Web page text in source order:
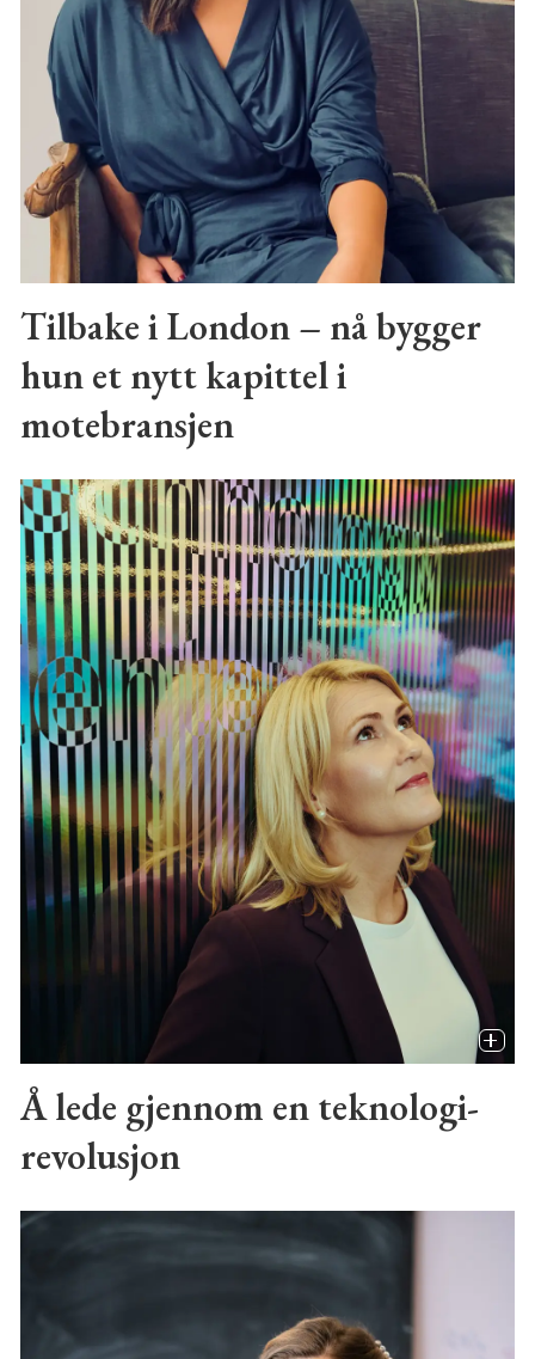
Tilbake i London – nå bygger
hun et nytt kapittel i
motebransjen
Å lede gjennom en teknologi-
revolusjon